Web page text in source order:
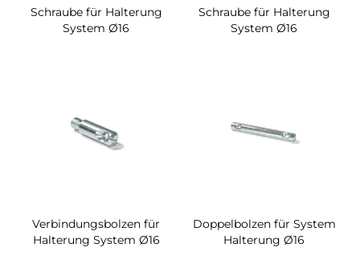
Schraube für Halterung
System Ø16
Schraube für Halterung
System Ø16
Verbindungsbolzen für
Halterung System Ø16
Doppelbolzen für System
Halterung Ø16